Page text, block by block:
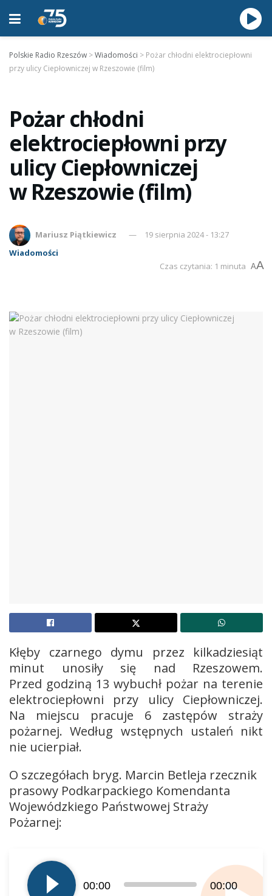
Polskie Radio Rzeszów >Wiadomości > Pożar chłodni elektrociepłowni
przy ulicy Ciepłowniczej w Rzeszowie (film)
Pożar chłodni
elektrociepłowni przy
ulicy Ciepłowniczej
w Rzeszowie (film)
Mariusz Piątkiewicz
19 sierpnia 2024 - 13:27
Wiadomości
Czas czytania: 1 minuta AA
Kłęby czarnego dymu przez kilkadziesiąt
minut unosiły się nad Rzeszowem.
Przed godziną 13 wybuchł pożar na terenie
elektrociepłowni przy ulicy Ciepłowniczej.
Na miejscu pracuje 6 zastępów straży
pożarnej. Według wstępnych ustaleń nikt
nie ucierpiał.
O szczegółach bryg. Marcin Betleja rzecznik
prasowy Podkarpackiego Komendanta
Wojewódzkiego Państwowej Straży
Pożarnej:
plików
dźwiękowych
00:00 00:00